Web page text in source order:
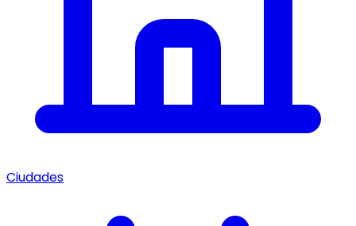
Ciudades